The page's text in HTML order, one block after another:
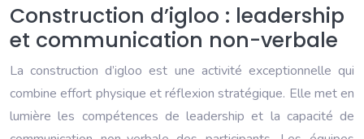
Construction d’igloo : leadership
et communication non-verbale
La construction d’igloo est une activité exceptionnelle qui
combine effort physique et réflexion stratégique. Elle met en
lumière les compétences de leadership et la capacité de